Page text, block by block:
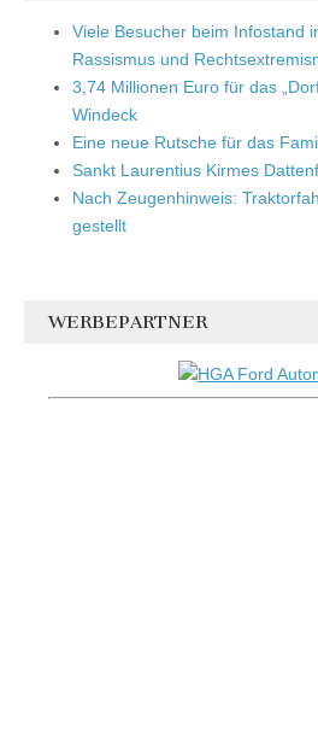
Viele Besucher beim Infostand
Rassismus und
3,74 Millionen Euro für das
Windeck
Eine neue Rutsche für das
Sankt Laurentius Kirmes
Nach Zeugenhinweis:
gestellt
WERBEPARTNER